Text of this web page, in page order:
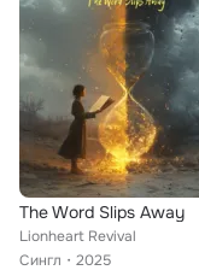
The Word Slips Away
Lionheart Revival
Сингл
2025